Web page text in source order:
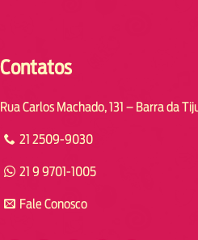
Contatos
Rua Carlos Machado, 131 – Barra da
21 2509-9030
21 9 9701-1005
Fale Conosco